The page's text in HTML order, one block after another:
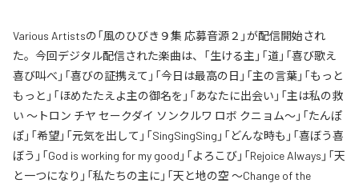
Various Artistsの「風のひびき９集 応募音源２」が配信開始され
た。今回デジタル配信された楽曲は、「生ける主」「道」「喜び歌え
喜び叫べ」「喜びの証携えて」「今日は最高の日」「主の言葉」「もっと
もっと」「ほめたたえよ主の御名を」「あなたに出会い」「主は私の救
い 〜トロン チヤ セークダイ ソンクルワ ロボ クニョム〜」「たんぽ
ぽ」「希望」「元気を出して」「SingSingSing」「どんな時も」「喜ぼう喜
ぼう」「God is working for my good」「よろこび」「Rejoice Always」「天
と一つになり」「私たちの主に」「天と地の空 〜Change of the